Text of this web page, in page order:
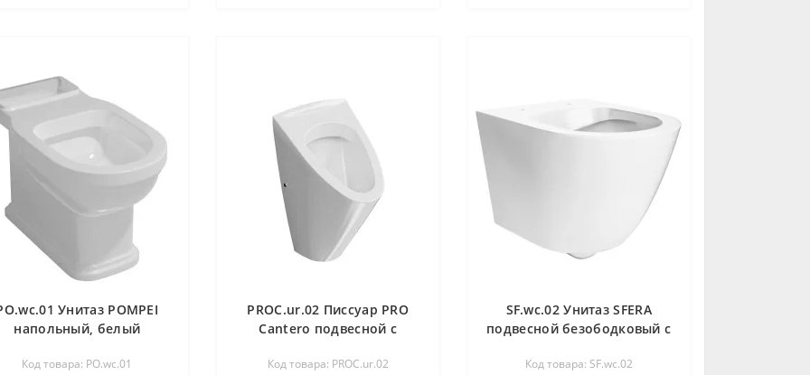
Унитаз POMPEI
напольный, белый
Код товара: PO.wc.01
PROC.ur.02 Писсуар PRO
Cantero подвесной с
глянцевый
Код товара: PROC.ur.02
SF.wc.02 Унитаз SFERA
подвесной безободковый с
глянцевый
Код товара: SF.wc.02